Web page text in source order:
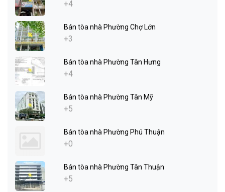
+4
Bán tòa nhà Phường Chợ Lớn
+3
Bán tòa nhà Phường Tân Hưng
+4
Bán tòa nhà Phường Tân Mỹ
+5
Bán tòa nhà Phường Phú Thuận
+0
Bán tòa nhà Phường Tân Thuận
+5